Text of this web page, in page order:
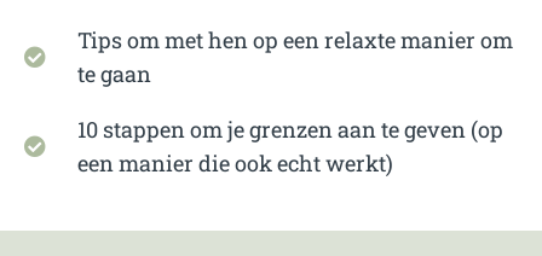
Tips om met hen op een relaxte manier om
te gaan
10 stappen om je grenzen aan te geven (op
een manier die ook echt werkt)